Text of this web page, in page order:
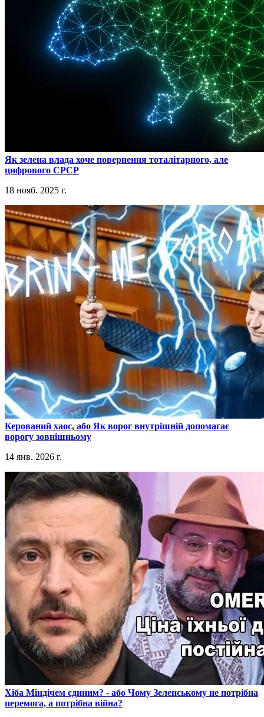
​Як зелена влада хоче повернення тоталітарного, але
цифрового СРСР
18 нояб. 2025 г.
​Керований хаос, або Як ворог внутрішній допомагає
ворогу зовнішньому
14 янв. 2026 г.
​Хіба Міндічем єдиним? - або Чому Зеленському не потрібна
перемога, а потрібна війна?